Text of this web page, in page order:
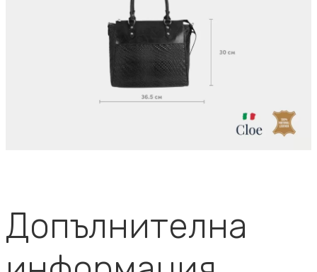
Допълнителна